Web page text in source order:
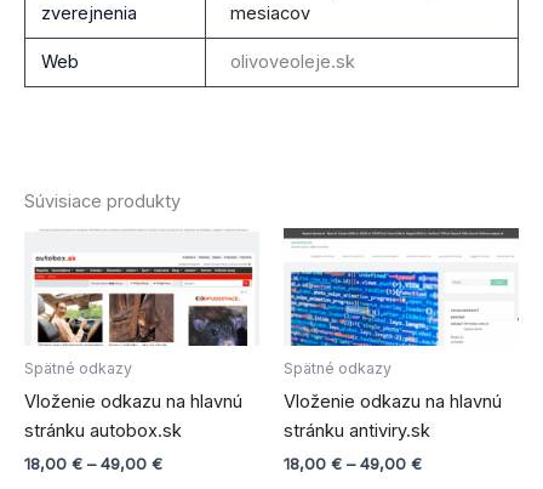
zverejnenia
mesiacov
Web olivoveoleje.sk
Súvisiace produkty
Spätné odkazy
Vloženie odkazu na hlavnú
stránku autobox.sk
18,00 € – 49,00 €
Price
range:
18,00 €
through
49,00 €
produkt
má
viacero
variantov.
vybrať
Spätné odkazy
Vloženie odkazu na hlavnú
stránku antiviry.sk
18,00 € – 49,00 €
Price
range:
18,00 €
through
49,00 €
Tento